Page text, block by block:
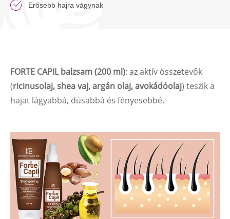
Erősebb hajra vágynak
FORTE CAPIL balzsam (200 ml): az aktív összetevők
(ricinusolaj, shea vaj, argán olaj, avokádóolaj) teszik a
hajat lágyabbá, dúsabbá és fényesebbé.